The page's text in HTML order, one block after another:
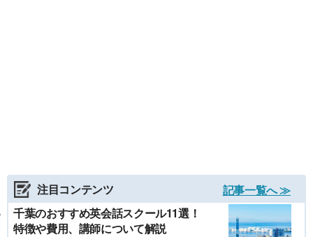
注目コンテンツ
記事一覧へ ≫
千葉のおすすめ英会話スクール11選！
特徴や費用、講師について解説